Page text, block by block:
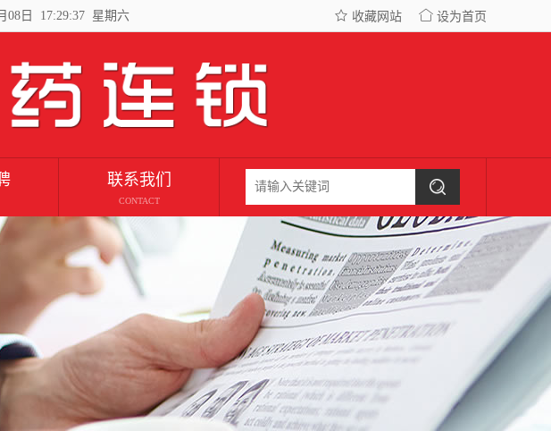
08日 17:29:38 星期六 收藏网站 设为首页
联系我们
CONTACT